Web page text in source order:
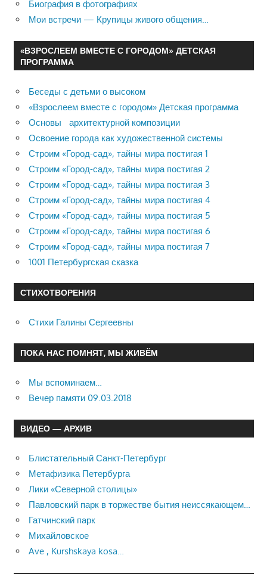
Биография в фотографиях
Мои встречи — Крупицы живого общения…
«ВЗРОСЛЕЕМ ВМЕСТЕ С ГОРОДОМ» ДЕТСКАЯ
ПРОГРАММА
Беседы с детьми о высоком
«Взрослеем вместе с городом» Детская программа
Основы архитектурной композиции
Освоение города как художественной системы
Строим «Город-сад», тайны мира постигая 1
Строим «Город-сад», тайны мира постигая 2
Строим «Город-сад», тайны мира постигая 3
Строим «Город-сад», тайны мира постигая 4
Строим «Город-сад», тайны мира постигая 5
Строим «Город-сад», тайны мира постигая 6
Строим «Город-сад», тайны мира постигая 7
1001 Петербургская сказка
СТИХОТВОРЕНИЯ
Стихи Галины Сергеевны
ПОКА НАС ПОМНЯТ, МЫ ЖИВЁМ
Мы вспоминаем…
Вечер памяти 09.03.2018
ВИДЕО — АРХИВ
Блистательный Санкт-Петербург
Метафизика Петербурга
Лики «Северной столицы»
Павловский парк в торжестве бытия неиссякающем…
Гатчинский парк
Михайловское
Ave , Kurshskaya kosa…